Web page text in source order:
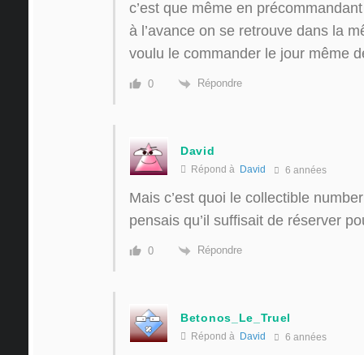
c’est que même en
à l’avance on se retrouve dans la
voulu le commander le jour même
0 Répondre
David
Répond à David 6 années
Mais c’est quoi le collectible
pensais qu’il suffisait de réserver
0 Répondre
Betonos_Le_Truel
Répond à David 6 années